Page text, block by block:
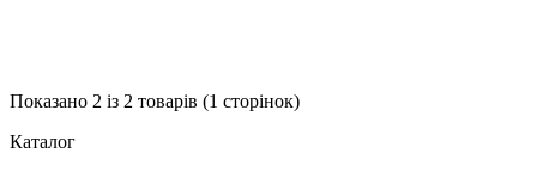
Показано 2 із 2 товарів (1 сторінок)
Каталог